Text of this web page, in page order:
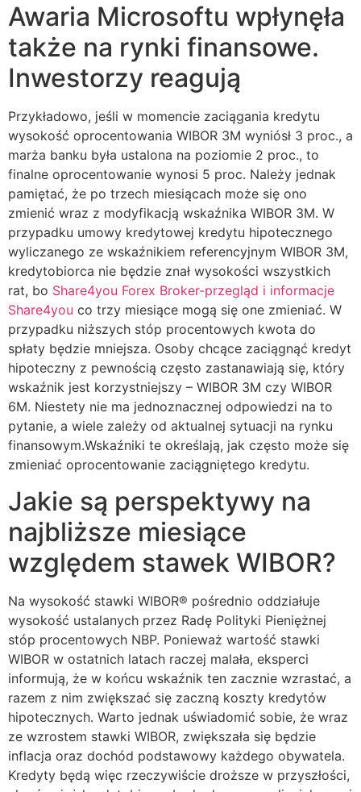
Awaria Microsoftu wpłynęła
także na rynki finansowe.
Inwestorzy reagują
Przykładowo, jeśli w momencie zaciągania kredytu
wysokość oprocentowania WIBOR 3M wyniósł 3 proc., a
marża banku była ustalona na poziomie 2 proc., to
finalne oprocentowanie wynosi 5 proc. Należy jednak
pamiętać, że po trzech miesiącach może się ono
zmienić wraz z modyfikacją wskaźnika WIBOR 3M. W
przypadku umowy kredytowej kredytu hipotecznego
wyliczanego ze wskaźnikiem referencyjnym WIBOR 3M,
kredytobiorca nie będzie znał wysokości wszystkich
rat, bo Share4you Forex Broker-przegląd i informacje
Share4you co trzy miesiące mogą się one zmieniać. W
przypadku niższych stóp procentowych kwota do
spłaty będzie mniejsza. Osoby chcące zaciągnąć kredyt
hipoteczny z pewnością często zastanawiają się, który
wskaźnik jest korzystniejszy – WIBOR 3M czy WIBOR
6M. Niestety nie ma jednoznacznej odpowiedzi na to
pytanie, a wiele zależy od aktualnej sytuacji na rynku
finansowym.Wskaźniki te określają, jak często może się
zmieniać oprocentowanie zaciągniętego kredytu.
Jakie są perspektywy na
najbliższe miesiące
względem stawek WIBOR?
Na wysokość stawki WIBOR® pośrednio oddziałuje
wysokość ustalanych przez Radę Polityki Pieniężnej
stóp procentowych NBP. Ponieważ wartość stawki
WIBOR w ostatnich latach raczej malała, eksperci
informują, że w końcu wskaźnik ten zacznie wzrastać, a
razem z nim zwiększać się zaczną koszty kredytów
hipotecznych. Warto jednak uświadomić sobie, że wraz
ze wzrostem stawki WIBOR, zwiększała się będzie
inflacja oraz dochód podstawowy każdego obywatela.
Kredyty będą więc rzeczywiście droższe w przyszłości,